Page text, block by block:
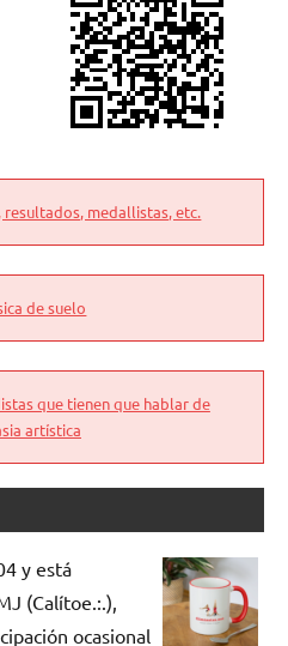
resultados, medallistas, etc.
de suelo
que tienen que hablar de
artística
y está
(Calítoe.:.),
ocasional